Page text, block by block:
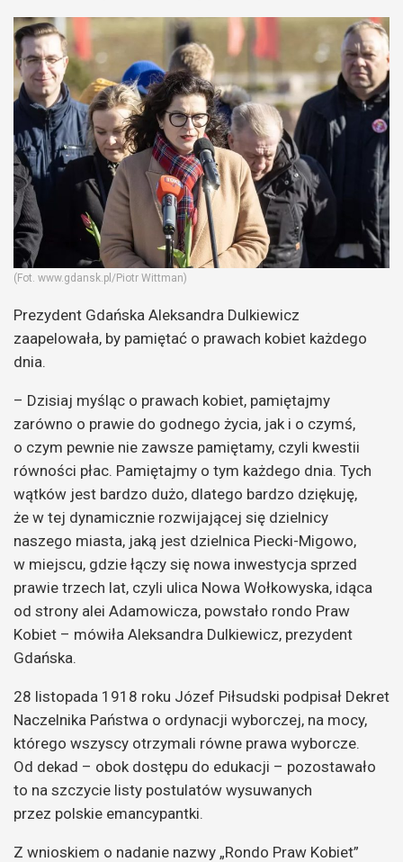
(Fot. www.gdansk.pl/Piotr Wittman)
Prezydent Gdańska Aleksandra Dulkiewicz
zaapelowała, by pamiętać o prawach kobiet każdego
dnia.
– Dzisiaj myśląc o prawach kobiet, pamiętajmy
zarówno o prawie do godnego życia, jak i o czymś,
o czym pewnie nie zawsze pamiętamy, czyli kwestii
równości płac. Pamiętajmy o tym każdego dnia. Tych
wątków jest bardzo dużo, dlatego bardzo dziękuję,
że w tej dynamicznie rozwijającej się dzielnicy
naszego miasta, jaką jest dzielnica Piecki-Migowo,
w miejscu, gdzie łączy się nowa inwestycja sprzed
prawie trzech lat, czyli ulica Nowa Wołkowyska, idąca
od strony alei Adamowicza, powstało rondo Praw
Kobiet – mówiła Aleksandra Dulkiewicz, prezydent
Gdańska.
28 listopada 1918 roku Józef Piłsudski podpisał Dekret
Naczelnika Państwa o ordynacji wyborczej, na mocy,
którego wszyscy otrzymali równe prawa wyborcze.
Od dekad – obok dostępu do edukacji – pozostawało
to na szczycie listy postulatów wysuwanych
przez polskie emancypantki.
Z wnioskiem o nadanie nazwy „Rondo Praw Kobiet”